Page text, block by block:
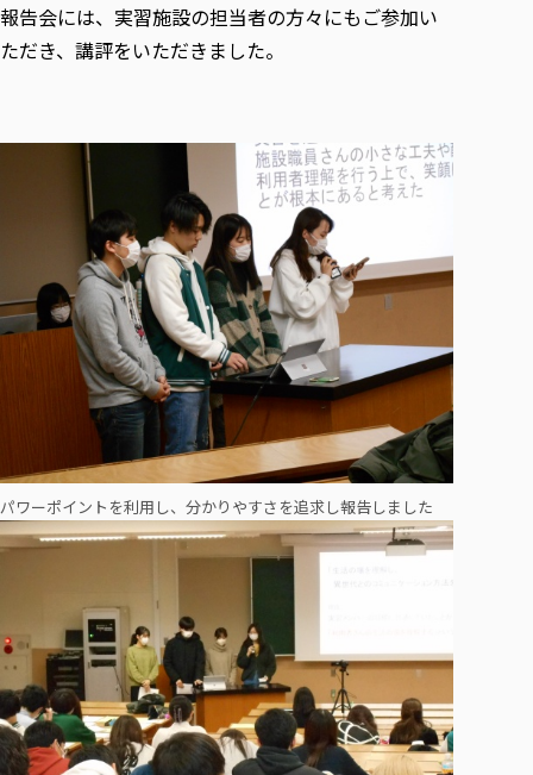
報告会には、実習施設の担当者の方々にもご参加い
ただき、講評をいただきました。
パワーポイントを利用し、分かりやすさを追求し報告しました